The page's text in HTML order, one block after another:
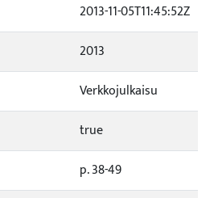
2013-11-05T11:45:52Z
2013
Verkkojulkaisu
true
p. 38-49